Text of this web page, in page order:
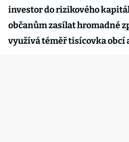
investor do rizikového
občanům zasílat hromadné
využívá téměř tisícovka obcí